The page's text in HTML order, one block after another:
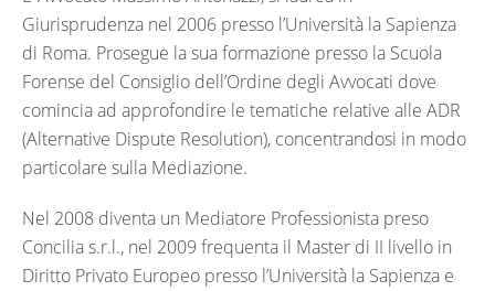
Giurisprudenza nel 2006 presso l’Università la Sapienza
di Roma. Prosegue la sua formazione presso la Scuola
Forense del Consiglio dell’Ordine degli Avvocati dove
comincia ad approfondire le tematiche relative alle ADR
(Alternative Dispute Resolution), concentrandosi in modo
particolare sulla Mediazione.
Nel 2008 diventa un Mediatore Professionista preso
Concilia s.r.l., nel 2009 frequenta il Master di II livello in
Diritto Privato Europeo presso l’Università la Sapienza e